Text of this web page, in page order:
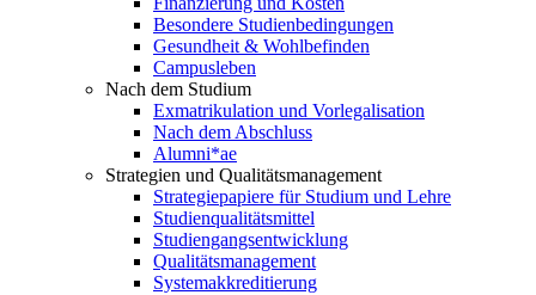
Besondere Studienbedingungen
Gesundheit & Wohlbefinden
Campusleben
Nach dem Studium
Exmatrikulation und Vorlegalisation
Nach dem Abschluss
Alumni*ae
Strategien und Qualitätsmanagement
Strategiepapiere für Studium und Lehre
Studienqualitätsmittel
Studiengangsentwicklung
Qualitätsmanagement
Systemakkreditierung